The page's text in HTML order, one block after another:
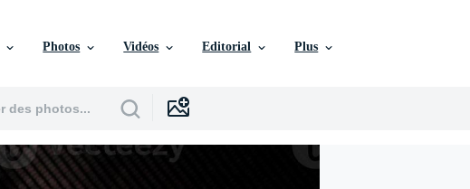
Photos Vidéos Editorial Plus